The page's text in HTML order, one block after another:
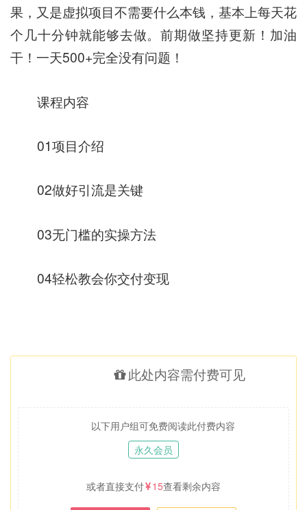
果，又是虚拟项目不需要什么本钱，基本上每天花
个几十分钟就能够去做。前期做坚持更新！加油
干！一天500+完全没有问题！
课程内容
01项目介绍
02做好引流是关键
03无门槛的实操方法
04轻松教会你交付变现
此处内容需付费可见
以下用户组可免费阅读此付费内容
永久会员
或者直接支付 15查看剩余内容